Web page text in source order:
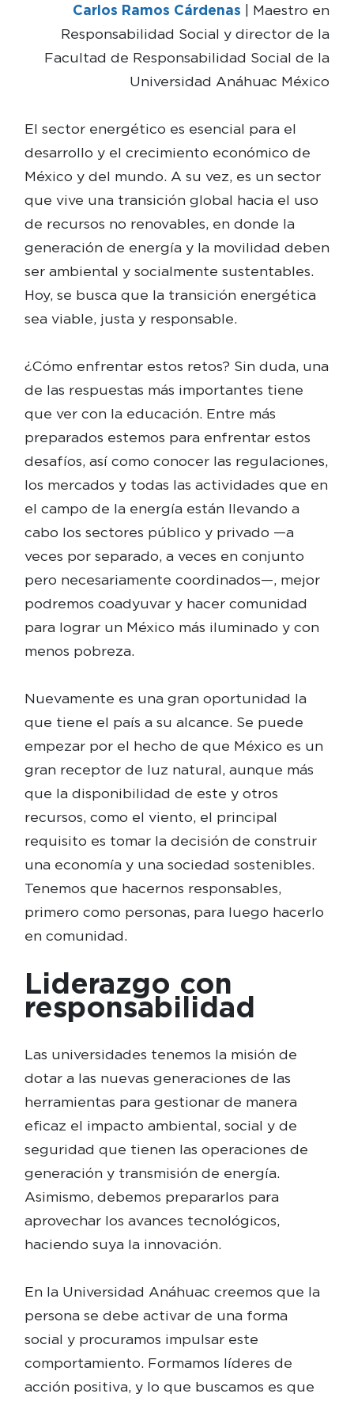
Carlos Ramos Cárdenas | Maestro en
Responsabilidad Social y director de la
Facultad de Responsabilidad Social de la
Universidad Anáhuac México
El sector energético es esencial para el
desarrollo y el crecimiento económico de
México y del mundo. A su vez, es un sector
que vive una transición global hacia el uso
de recursos no renovables, en donde la
generación de energía y la movilidad deben
ser ambiental y socialmente sustentables.
Hoy, se busca que la transición energética
sea viable, justa y responsable.
¿Cómo enfrentar estos retos? Sin duda, una
de las respuestas más importantes tiene
que ver con la educación. Entre más
preparados estemos para enfrentar estos
desafíos, así como conocer las regulaciones,
los mercados y todas las actividades que en
el campo de la energía están llevando a
cabo los sectores público y privado —a
veces por separado, a veces en conjunto
pero necesariamente coordinados—, mejor
podremos coadyuvar y hacer comunidad
para lograr un México más iluminado y con
menos pobreza.
Nuevamente es una gran oportunidad la
que tiene el país a su alcance. Se puede
empezar por el hecho de que México es un
gran receptor de luz natural, aunque más
que la disponibilidad de este y otros
recursos, como el viento, el principal
requisito es tomar la decisión de construir
una economía y una sociedad sostenibles.
Tenemos que hacernos responsables,
primero como personas, para luego hacerlo
en comunidad.
Liderazgo con
responsabilidad
Las universidades tenemos la misión de
dotar a las nuevas generaciones de las
herramientas para gestionar de manera
eficaz el impacto ambiental, social y de
seguridad que tienen las operaciones de
generación y transmisión de energía.
Asimismo, debemos prepararlos para
aprovechar los avances tecnológicos,
haciendo suya la innovación.
En la Universidad Anáhuac creemos que la
persona se debe activar de una forma
social y procuramos impulsar este
comportamiento. Formamos líderes de
acción positiva, y lo que buscamos es que